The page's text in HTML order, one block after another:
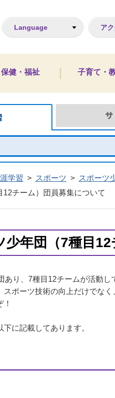
ムページ
Language ア
保健・福祉 子育て・
Google検索
学習 > スポーツ > スポーツ
チーム）団員募集について
少年団（7種目
り、7種目12チームが活動し
スポーツ技術の向上だけでな
に記載してあります。